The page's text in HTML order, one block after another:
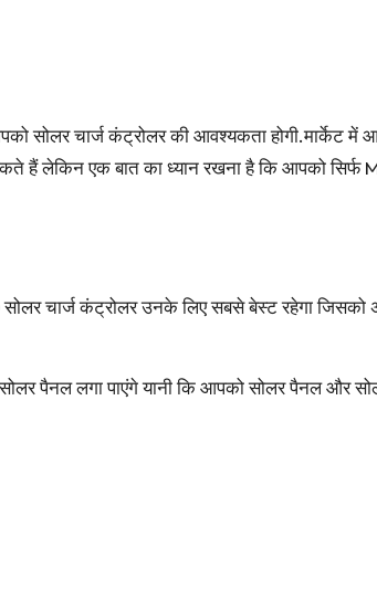
सोलर चार्ज कंट्रोलर की आवश्यकता होगी.मार्केट
हैं लेकिन एक बात का ध्यान रखना है कि आपको सिर्फ
कंट्रोलर उनके लिए सबसे बेस्ट रहेगा जिसको
पैनल लगा पाएंगे यानी कि आपको सोलर पैनल और